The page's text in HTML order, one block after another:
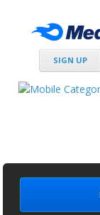
SIGN UP